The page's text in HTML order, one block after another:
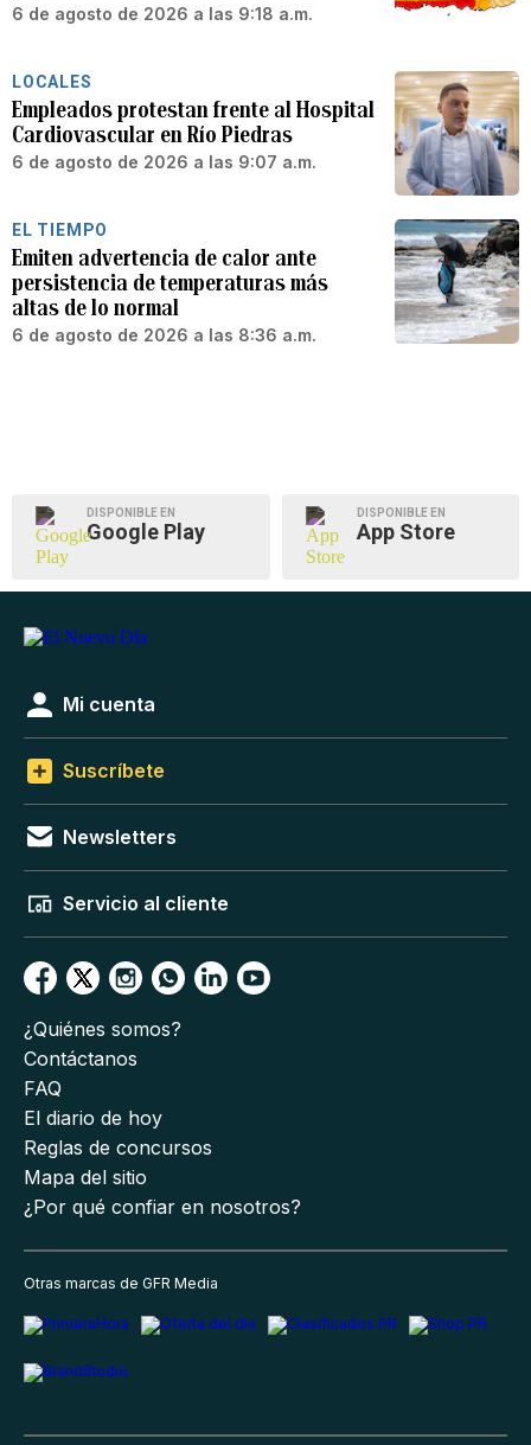
6 de agosto de 2026 a las 9:18 a.m.
LOCALES
Empleados protestan frente al Hospital
Cardiovascular en Río Piedras
6 de agosto de 2026 a las 9:07 a.m.
EL TIEMPO
Emiten advertencia de calor ante
persistencia de temperaturas más
altas de lo normal
6 de agosto de 2026 a las 8:36 a.m.
DISPONIBLE EN
Google Play
DISPONIBLE EN
App Store
Mi cuenta
Suscríbete
Newsletters
Servicio al cliente
¿Quiénes somos?
Contáctanos
FAQ
El diario de hoy
Reglas de concursos
Mapa del sitio
¿Por qué confiar en nosotros?
Otras marcas de GFR Media